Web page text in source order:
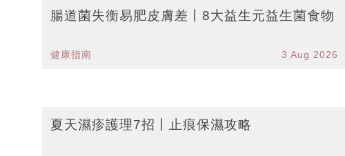
腸道菌失衡易肥皮膚差丨8大益生元益生菌食物
健康指南 3 Aug 2026
夏天濕疹護理7招丨止痕保濕攻略